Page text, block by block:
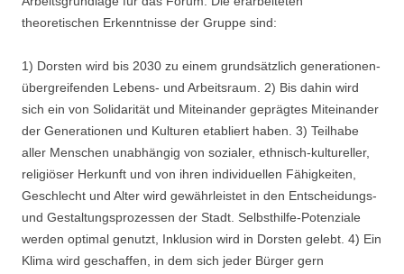
theoretischen Erkenntnisse der Gruppe sind:
1) Dorsten wird bis 2030 zu einem grundsätzlich generationen-
übergreifenden Lebens- und Arbeitsraum. 2) Bis dahin wird
sich ein von Solidarität und Miteinander geprägtes Miteinander
der Generationen und Kulturen etabliert haben. 3) Teilhabe
aller Menschen unabhängig von sozialer, ethnisch-kultureller,
religiöser Herkunft und von ihren individuellen Fähigkeiten,
Geschlecht und Alter wird gewährleistet in den Entscheidungs-
und Gestaltungsprozessen der Stadt. Selbsthilfe-Potenziale
werden optimal genutzt, Inklusion wird in Dorsten gelebt. 4) Ein
Klima wird geschaffen, in dem sich jeder Bürger gern